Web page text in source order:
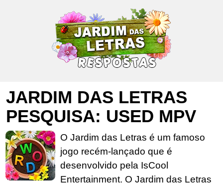
JARDIM DAS LETRAS
PESQUISA: USED MPV
O Jardim das Letras é um famoso
jogo recém-lançado que é
desenvolvido pela IsCool
Entertainment. O Jardim das Letras